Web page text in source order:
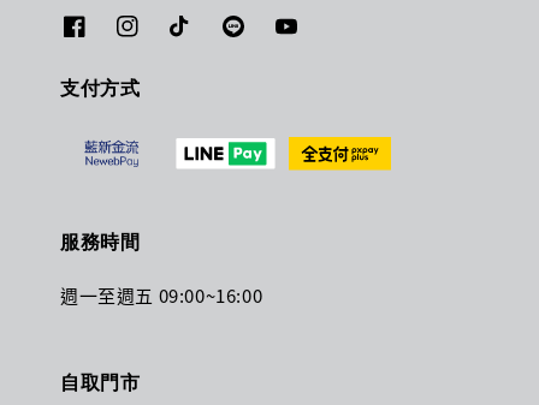
支付方式
服務時間
週一至週五 09:00~16:00
自取門市